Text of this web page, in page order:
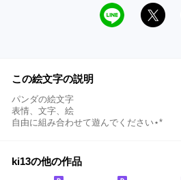
この絵文字の説明
パンダの絵文字
表情、文字、絵
自由に組み合わせて遊んでください⋆*
ki13の他の作品